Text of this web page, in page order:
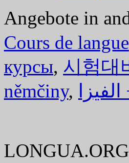
Angebote in
Cours de langue
курсы, 시험대
němčiny,